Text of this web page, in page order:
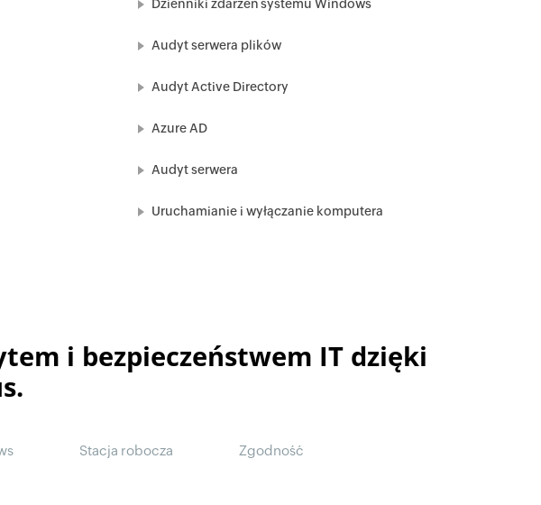
Dzienniki zdarzeń systemu Windows
Audyt serwera plików
Audyt Active Directory
Azure AD
Audyt serwera
Uruchamianie i wyłączanie komputera
i bezpieczeństwem IT dzięki
Stacja robocza Zgodność